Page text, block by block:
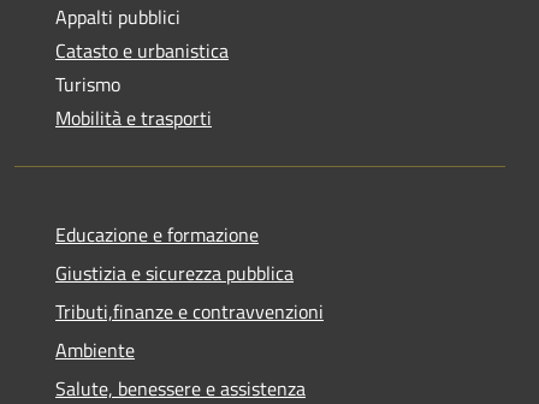
Appalti pubblici
Catasto e urbanistica
Turismo
Mobilità e trasporti
Educazione e formazione
Giustizia e sicurezza pubblica
Tributi,finanze e contravvenzioni
Ambiente
Salute, benessere e assistenza